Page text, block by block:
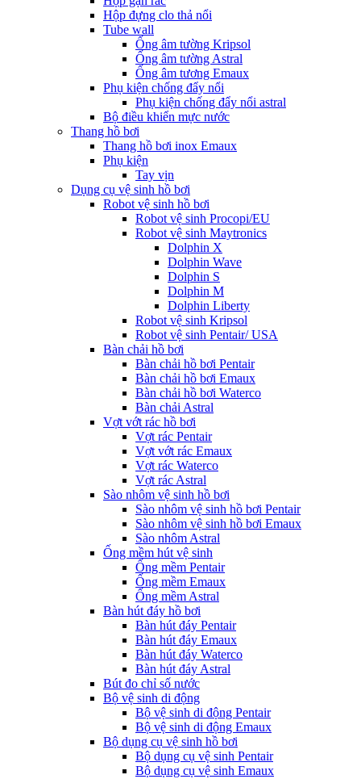
Hộp đựng clo thả nổi
Tube wall
Ống âm tường Kripsol
Ống âm tường Astral
Ống âm tương Emaux
Phụ kiện chống đẩy nổi
Phụ kiện chống đẩy nổi astral
Bộ điều khiển mực nước
Thang hồ bơi
Thang hồ bơi inox Emaux
Phụ kiện
Tay vịn
Dụng cụ vệ sinh hồ bơi
Robot vệ sinh hồ bơi
Robot vệ sinh Procopi/EU
Robot vệ sinh Maytronics
Dolphin X
Dolphin Wave
Dolphin S
Dolphin M
Dolphin Liberty
Robot vệ sinh Kripsol
Robot vệ sinh Pentair/ USA
Bàn chải hồ bơi
Bàn chải hồ bơi Pentair
Bàn chải hồ bơi Emaux
Bàn chải hồ bơi Waterco
Bàn chải Astral
Vợt vớt rác hồ bơi
Vợt rác Pentair
Vợt vớt rác Emaux
Vợt rác Waterco
Vợt rác Astral
Sào nhôm vệ sinh hồ bơi
Sào nhôm vệ sinh hồ bơi Pentair
Sào nhôm vệ sinh hồ bơi Emaux
Sào nhôm Astral
Ống mềm hút vệ sinh
Ống mềm Pentair
Ống mềm Emaux
Ống mềm Astral
Bàn hút đáy hồ bơi
Bàn hút đáy Pentair
Bàn hút đáy Emaux
Bàn hút đáy Waterco
Bàn hút đáy Astral
Bút đo chỉ số nước
Bộ vệ sinh di động
Bộ vệ sinh di động Pentair
Bộ vệ sinh di động Emaux
Bộ dụng cụ vệ sinh hồ bơi
Bộ dụng cụ vệ sinh Pentair
Bộ dụng cụ vệ sinh Emaux